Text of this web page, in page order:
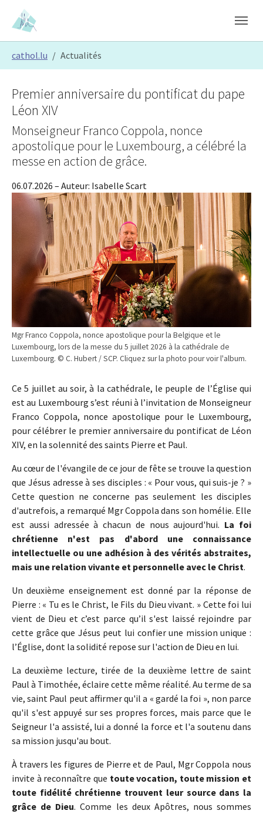
Skip to main content
Skip to page footer
cathol.lu Actualités
Mgr Franco Coppola, nonce apostolique pour la Belgique et le
Luxembourg, lors de la messe du 5 juillet 2026 à la cathédrale de
Luxembourg. © C. Hubert / SCP. Cliquez sur la photo pour voir l'album.
Premier anniversaire du pontificat du pape
Léon XIV
Monseigneur Franco Coppola, nonce
apostolique pour le Luxembourg, a célébré la
messe en action de grâce.
06.07.2026 – Auteur: Isabelle Scart
Ce 5 juillet au soir, à la cathédrale, le peuple de l’Église qui
est au Luxembourg s’est réuni à l’invitation de Monseigneur
Franco Coppola, nonce apostolique pour le Luxembourg,
pour célébrer le premier anniversaire du pontificat de Léon
XIV, en la solennité des saints Pierre et Paul.
Au cœur de l'évangile de ce jour de fête se trouve la question
que Jésus adresse à ses disciples : « Pour vous, qui suis-je ? »
Cette question ne concerne pas seulement les disciples
d'autrefois, a remarqué Mgr Coppola dans son homélie. Elle
est aussi adressée à chacun de nous aujourd'hui. La foi
chrétienne n'est pas d'abord une connaissance
intellectuelle ou une adhésion à des vérités abstraites,
mais une relation vivante et personnelle avec le Christ.
Un deuxième enseignement est donné par la réponse de
Pierre : « Tu es le Christ, le Fils du Dieu vivant. » Cette foi lui
vient de Dieu et c’est parce qu’il s'est laissé rejoindre par
cette grâce que Jésus peut lui confier une mission unique :
l’Église, dont la solidité repose sur l'action de Dieu en lui.
La deuxième lecture, tirée de la deuxième lettre de saint
Paul à Timothée, éclaire cette même réalité. Au terme de sa
vie, saint Paul peut affirmer qu'il a « gardé la foi », non parce
qu'il s'est appuyé sur ses propres forces, mais parce que le
Seigneur l'a assisté, lui a donné la force et l'a soutenu dans
sa mission jusqu'au bout.
À travers les figures de Pierre et de Paul, Mgr Coppola nous
invite à reconnaître que toute vocation, toute mission et
toute fidélité chrétienne trouvent leur source dans la
grâce de Dieu. Comme les deux Apôtres, nous sommes